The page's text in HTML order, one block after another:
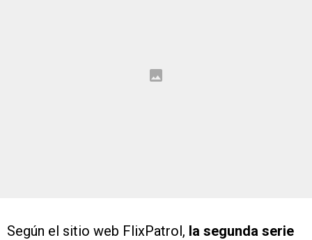
Según el sitio web FlixPatrol, la segunda serie